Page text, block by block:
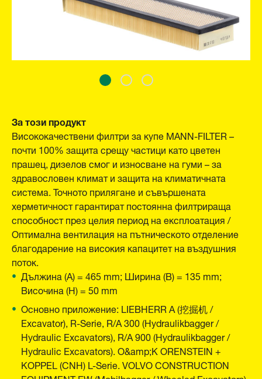
За този продукт
Висококачествени филтри за купе MANN-FILTER –
почти 100% защита срещу частици като цветен
прашец, дизелов смог и износване на гуми – за
здравословен климат и защита на климатичната
система. Точното прилягане и съвършената
херметичност гарантират постоянна филтрираща
способност през целия период на експлоатация /
Оптимална вентилация на пътническото отделение
благодарение на високия капацитет на въздушния
поток.
Дължина (A) = 465 mm; Ширина (B) = 135 mm;
Височина (H) = 50 mm
Основно приложение: LIEBHERR A (挖掘机 /
Excavator), R-Serie, R/A 300 (Hydraulikbagger /
Hydraulic Excavators), R/A 900 (Hydraulikbagger /
Hydraulic Excavators). O&amp;K ORENSTEIN +
KOPPEL (CNH) L-Serie. VOLVO CONSTRUCTION